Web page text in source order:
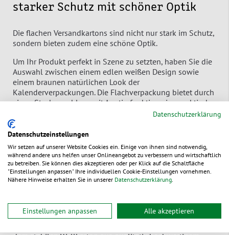
starker Schutz mit schöner Optik
Die flachen Versandkartons sind nicht nur stark im Schutz,
sondern bieten zudem eine schöne Optik.
Um Ihr Produkt perfekt in Szene zu setzten, haben Sie die
Auswahl zwischen einem edlen weißen Design sowie
einem braunen natürlichen Look der
Kalenderverpackungen. Die Flachverpackung bietet durch
einen Steckverschluss mit Arretierfunktion eine praktische
Öffnung, mit der sowohl Sie wertvolle Zeit beim
Schließen als auch Ihre Kunden beim Öffnen gewinnen.
MECAWELL LIGHT Buch &
Medienverpackung
Die Kartonage ist ideal ausgelegt für jegliche
Medienverpackung, wie beispielsweise Bücher, Kataloge
Datenschutzerklärung
Datenschutzeinstellungen
Wir setzen auf unserer Website Cookies ein. Einige von ihnen sind notwendig,
während andere uns helfen unser Onlineangebot zu verbessern und wirtschaftlich
zu betreiben. Sie können dies akzeptieren oder per Klick auf die Schaltfläche
"Einstellungen anpassen" Ihre individuellen Cookie-Einstellungen vornehmen.
Nähere Hinweise erhalten Sie in unserer Datenschutzerklärung.
Einstellungen anpassen Alle akzeptieren